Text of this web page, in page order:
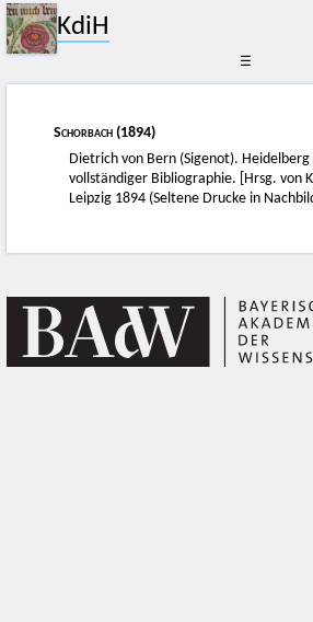
KdiH
☰
Schorbach (1894)
Dietrich von Bern (Sigenot).
vollständiger Bibliographie. [Hrsg. von
Leipzig 1894 (Seltene Drucke in